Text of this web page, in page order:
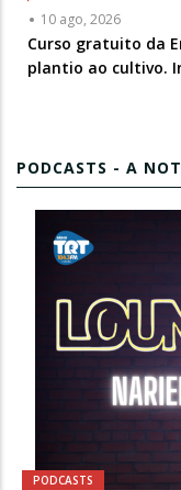
10 ago, 2026
Curso gratuito da
plantio ao cultivo.
PODCASTS - A
PODCASTS